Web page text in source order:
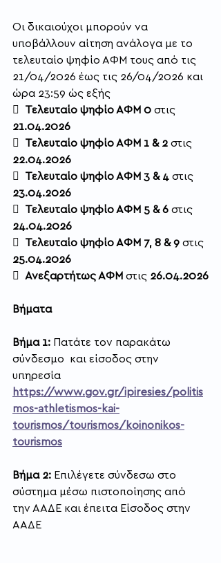
Οι δικαιούχοι μπορούν να
υποβάλλουν αίτηση ανάλογα με το
τελευταίο ψηφίο ΑΦΜ τους από τις
21/04/2026 έως τις 26/04/2026 και
ώρα 23:59 ώς εξής
 Τελευταίο ψηφίο ΑΦΜ 0 στις
21.04.2026
 Τελευταίο ψηφίο ΑΦΜ 1 & 2 στις
22.04.2026
 Τελευταίο ψηφίο ΑΦΜ 3 & 4 στις
23.04.2026
 Τελευταίο ψηφίο ΑΦΜ 5 & 6 στις
24.04.2026
 Τελευταίο ψηφίο ΑΦΜ 7, 8 & 9 στις
25.04.2026
 Ανεξαρτήτως ΑΦΜ στις 26.04.2026
Βήματα
Βήμα 1: Πατάτε τον παρακάτω
σύνδεσμο  και είσοδος στην
υπηρεσία
https://www.gov.gr/ipiresies/politis
mos-athletismos-kai-
tourismos/tourismos/koinonikos-
tourismos
Βήμα 2: Επιλέγετε σύνδεσω στο
σύστημα μέσω πιστοποίησης από
την ΑΑΔΕ και έπειτα Είσοδος στην
ΑΑΔΕ